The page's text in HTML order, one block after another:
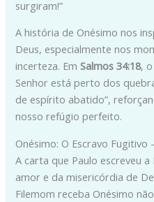
surgiram!”
A história de Onésimo nos
Deus, especialmente nos
incerteza. EmSalmos 34:18,
Senhor está perto dos
de espírito abatido”,
nosso refúgio perfeito.
Onésimo: O Escravo Fugitivo
A carta que Paulo escreveu
amor e da misericórdia de
Filemom receba Onésimo